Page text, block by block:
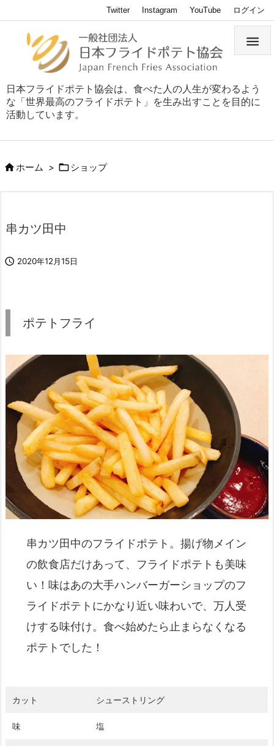
日本フライドポテト協会は、食べた人の人生が変わるよう
な「世界最高のフライドポテト」を生み出すことを目的に
活動しています。

Twitter Instagram YouTube ログイン
ホーム > ショップ
串カツ田中
 2020年12月15日
ポテトフライ
串カツ田中のフライドポテト。揚げ物メイン
の飲食店だけあって、フライドポテトも美味
い！味はあの大手ハンバーガーショップのフ
ライドポテトにかなり近い味わいで、万人受
けする味付け。食べ始めたら止まらなくなる
ポテトでした！
カット シューストリング
味 塩